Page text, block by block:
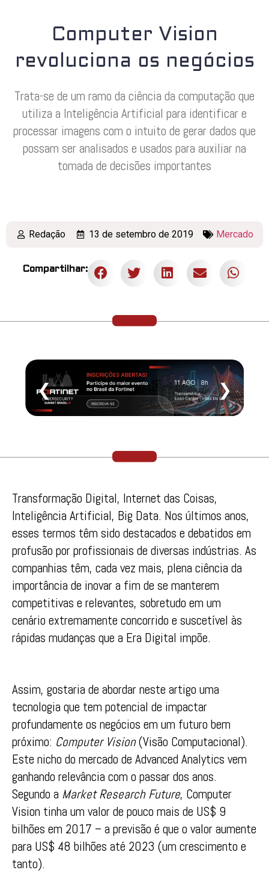
Computer Vision
revoluciona os negócios
Trata-se de um ramo da ciência da computação que
utiliza a Inteligência Artificial para identificar e
processar imagens com o intuito de gerar dados que
possam ser analisados e usados para auxiliar na
tomada de decisões importantes
Redação 13 de setembro de 2019 Mercado
Compartilhar:
❮ ❯
Transformação Digital, Internet das Coisas,
Inteligência Artificial, Big Data. Nos últimos anos,
esses termos têm sido destacados e debatidos em
profusão por profissionais de diversas indústrias. As
companhias têm, cada vez mais, plena ciência da
importância de inovar a fim de se manterem
competitivas e relevantes, sobretudo em um
cenário extremamente concorrido e suscetível às
rápidas mudanças que a Era Digital impõe.
Assim, gostaria de abordar neste artigo uma
tecnologia que tem potencial de impactar
profundamente os negócios em um futuro bem
próximo: Computer Vision(Visão Computacional).
Este nicho do mercado de Advanced Analytics vem
ganhando relevância com o passar dos anos.
Segundo a Market Research Future, Computer
Vision tinha um valor de pouco mais de US$ 9
bilhões em 2017 – a previsão é que o valor aumente
para US$ 48 bilhões até 2023 (um crescimento e
tanto).